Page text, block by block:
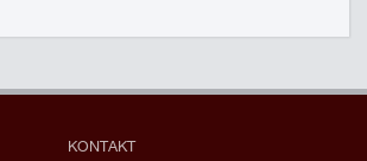
KONTAKT